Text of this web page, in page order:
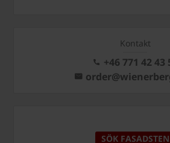
Kontakt
+46 771 42 43
SÖK FASADSTEN